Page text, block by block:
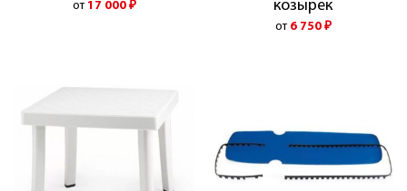
от 17 000 ₽ козырек
от 6 750 ₽